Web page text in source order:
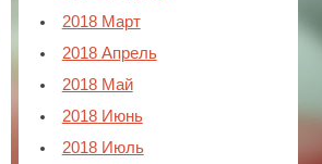
2018 Март
2018 Апрель
2018 Май
2018 Июнь
2018 Июль